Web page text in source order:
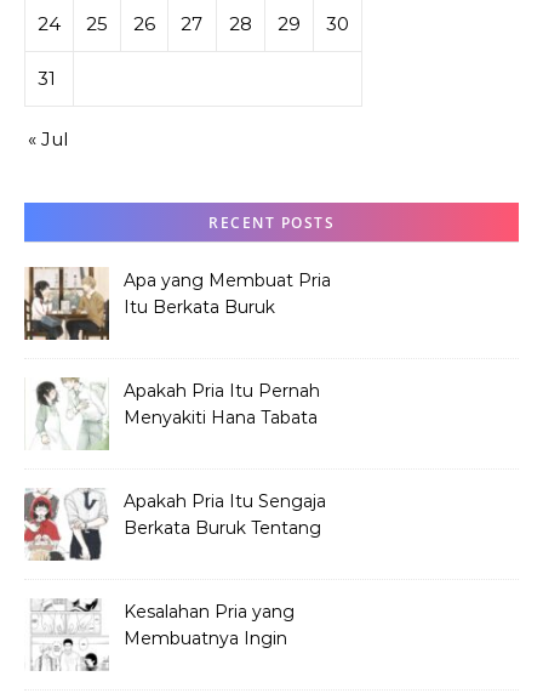
24 25 26 27 28 29 30
31
« Jul
RECENT POSTS
Apa yang Membuat Pria
Itu Berkata Buruk
Apakah Pria Itu Pernah
Menyakiti Hana Tabata
Apakah Pria Itu Sengaja
Berkata Buruk Tentang
Kesalahan Pria yang
Membuatnya Ingin